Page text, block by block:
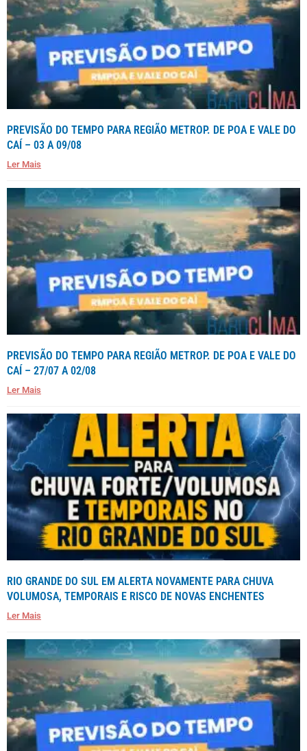
PREVISÃO DO TEMPO PARA REGIÃO METROP. DE POA E VALE DO
CAÍ – 03 A 09/08
Ler Mais
PREVISÃO DO TEMPO PARA REGIÃO METROP. DE POA E VALE DO
CAÍ – 27/07 A 02/08
Ler Mais
RIO GRANDE DO SUL EM ALERTA NOVAMENTE PARA CHUVA
VOLUMOSA, TEMPORAIS E RISCO DE NOVAS ENCHENTES
Ler Mais